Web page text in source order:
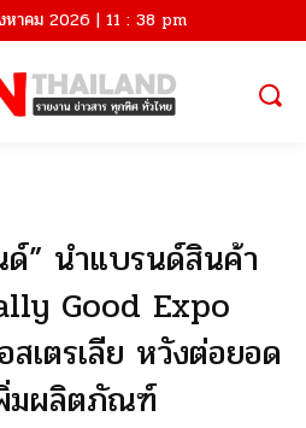
หาคม 2026 | 11 : 38 pm
ด์” นำแบรนด์สินค้า
Good Expo
เตรเลีย หวังต่อยอด
มผลิตภัณฑ์